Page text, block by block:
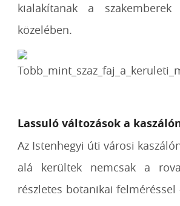
kialakítanak a
közelében.
Lassuló változások a
Az Istenhegyi úti városi
alá kerültek nemcsak a
részletes botanikai felméréssel